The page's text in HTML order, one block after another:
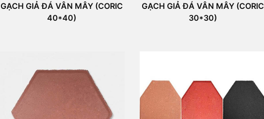
GẠCH GIẢ ĐÁ VÂN MÂY (CORIC
40*40)
GẠCH GIẢ ĐÁ VÂN MÂY (CORIC
30*30)